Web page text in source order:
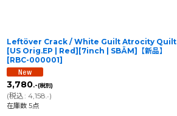
Leftöver Crack / White Guilt Atrocity Quilt
[US Orig.EP | Red][7inch | SBÄM]【新品】
[RBC-000001]
3,780.-(税別)
(税込: 4,158 .-)
在庫数 5点